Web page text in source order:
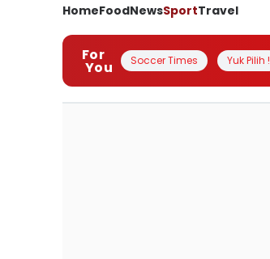
HomeFoodNewsSportTravel
For
You Soccer Times Yuk Pilih !